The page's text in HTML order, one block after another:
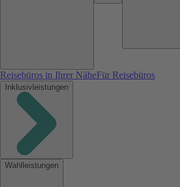
Reisebüros in Ihrer NäheFür Reisebüros
Inklusivleistungen
Wahlleistungen